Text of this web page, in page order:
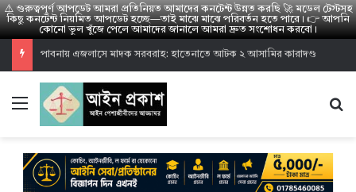
⚠️ গুরুত্বপূর্ণ আপডেট আমরা প্রতিনিয়ত আমাদের কনটেন্ট উন্নত করছি 🚀 মডেল টেস্টসহ
কিছু কনটেন্ট নিয়মিত আপডেট হচ্ছে—তাই মাঝে মাঝে পরিবর্তন হতে পারে। 👉 আপনি
কোনো ভুল খুঁজে পেলে আমাদের জানালে আমরা দ্রুত সংশোধন করবো।
হাইকোর্ট পারমিশন ভাইভা রেজাল্ট ২০২৬: উত্তীর্ণ ১৪০০ জনের তালিকা
Menu